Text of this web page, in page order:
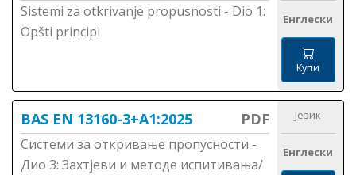
Sistemi za otkrivanje propusnosti - Dio 1:
Opšti principi
Енглески
Купи
BAS EN 13160-3+A1:2025 PDF
Системи за откривање пропусности -
Дио 3: Захтјеви и методе испитивања/
Језик
Енглески